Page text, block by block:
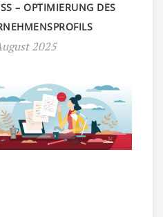
– OPTIMIERUNG DES
2025